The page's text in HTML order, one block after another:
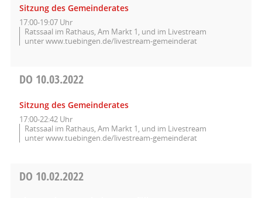
Sitzung des Gemeinderates
17:00-19:07 Uhr
Ratssaal im Rathaus, Am Markt 1, und im Livestream
unter www.tuebingen.de/livestream-gemeinderat
DO 10.03.2022
Sitzung des Gemeinderates
17:00-22:42 Uhr
Ratssaal im Rathaus, Am Markt 1, und im Livestream
unter www.tuebingen.de/livestream-gemeinderat
DO 10.02.2022